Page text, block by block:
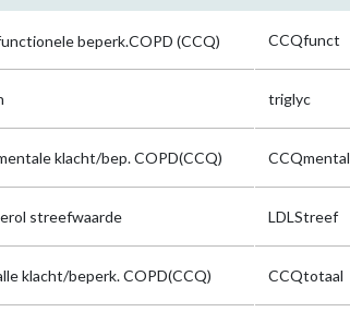
beperk.COPD (CCQ) CCQfunct
triglyc
klacht/bep. COPD(CCQ) CCQmental
streefwaarde LDLStreef
klacht/beperk. COPD(CCQ) CCQtotaal